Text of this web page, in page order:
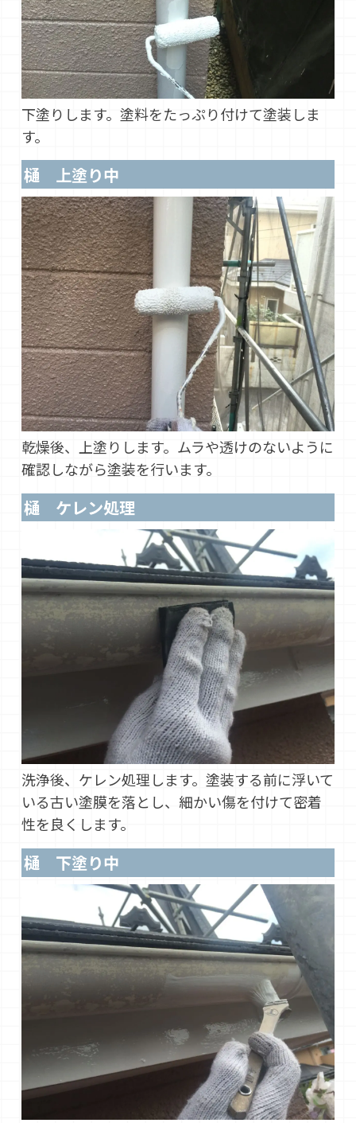
下塗りします。塗料をたっぷり付けて塗装しま
す。
樋 上塗り中
乾燥後、上塗りします。ムラや透けのないように
確認しながら塗装を行います。
樋 ケレン処理
洗浄後、ケレン処理します。塗装する前に浮いて
いる古い塗膜を落とし、細かい傷を付けて密着
性を良くします。
樋 下塗り中